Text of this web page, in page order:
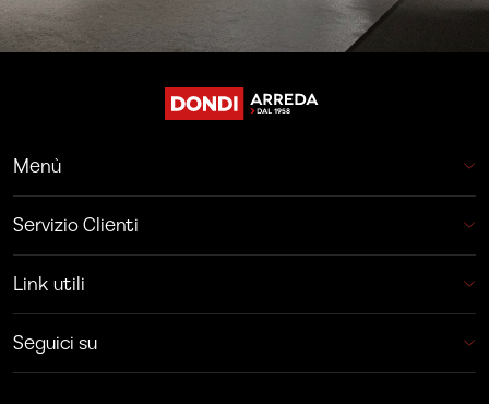
Menù
Servizio Clienti
Link utili
Seguici su